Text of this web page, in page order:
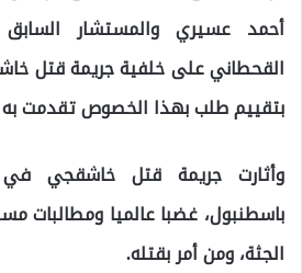
أحمد عسيري والمستشار
القحطاني على خلفية جريمة قتل
بتقييم طلب بهذا الخصوص تقدمت به
وأثارت جريمة قتل خاشقجي في
باسطنبول، غضبا عالميا ومطالبات
الجثة، ومن أمر بقتله.